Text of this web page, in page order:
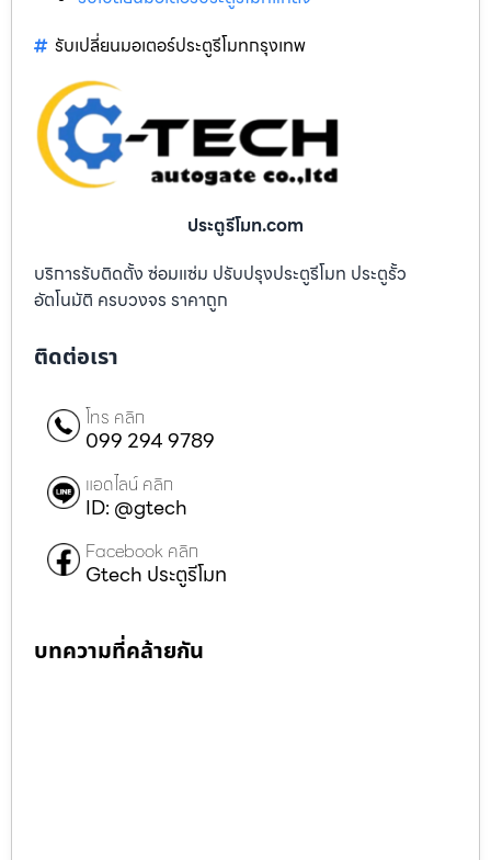
รับเปลี่ยนมอเตอร์ประตูรีโมทกรุงเทพ
ประตูรีโมท.com
บริการรับติดตั้ง ซ่อมแซ่ม ปรับปรุงประตูรีโมท ประตูรั้ว
อัตโนมัติ ครบวงจร ราคาถูก
ติดต่อเรา
โทร คลิก
099 294 9789
แอดไลน์ คลิก
ID: @gtech
Facebook คลิก
Gtech ประตูรีโมท
บทความที่คล้ายกัน